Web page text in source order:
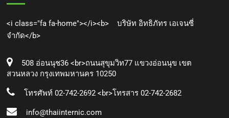
<i class="fa fa-home"></i><b> บริษัท อิทธิภัทร เอเจนซี่
จำกัด</b>
508 อ่อนนุช36 <br>ถนนสุขุมวิท77 แขวงอ่อนนุข เขต
สวนหลวง กรุงเทพมหานคร 10250
โทรศัพท์ 02-742-2692 <br>โทรสาร 02-742-2682
info@thaiinternic.com